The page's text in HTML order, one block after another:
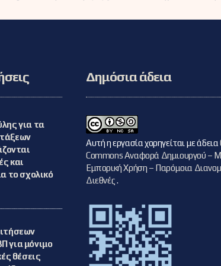
για τα
τάξεων
και
το σχολικό
για μόνιμο
θέσεις
Δημόσια άδεια
Αυτή η εργασία χορηγείται με άδεια
Commons Αναφορά Δημιουργού –
Εμπορική Χρήση – Παρόμοια
Διεθνές.